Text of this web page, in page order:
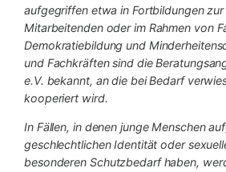
aufgegriffen etwa in Fortbildungen zur
Mitarbeitenden oder im Rahmen von
Demokratiebildung und
und Fachkräften sind die
e.V. bekannt, an die bei Bedarf
kooperiert wird.
In Fällen, in denen junge Menschen
geschlechtlichen Identität oder
besonderen Schutzbedarf haben,